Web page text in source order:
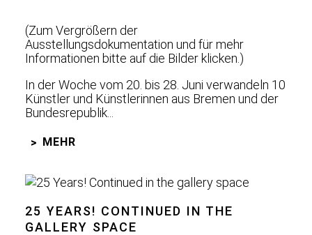
(Zum Vergrößern der
Ausstellungsdokumentation und für mehr
Informationen bitte auf die Bilder klicken.)
In der Woche vom 20. bis 28. Juni verwandeln 10
Künstler und Künstlerinnen aus Bremen und der
Bundesrepublik...
MEHR
25 YEARS! CONTINUED IN THE
GALLERY SPACE